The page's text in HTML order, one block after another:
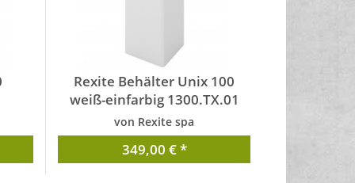
Rexite Behälter Unix 100
weiß-einfarbig 1300.TX.01
von Rexite spa
349,00 € *